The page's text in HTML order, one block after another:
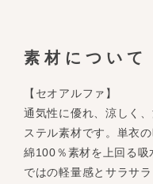
素材について
【セオアルファ】
通気性に優れ、涼しく
ステル素材です。単衣
綿100％素材を上回る吸
ではの軽量感とサラサ